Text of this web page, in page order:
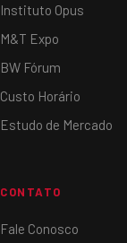
Instituto Opus
M&T Expo
BW Fórum
Custo Horário
Estudo de Mercado
CONTATO
Fale Conosco